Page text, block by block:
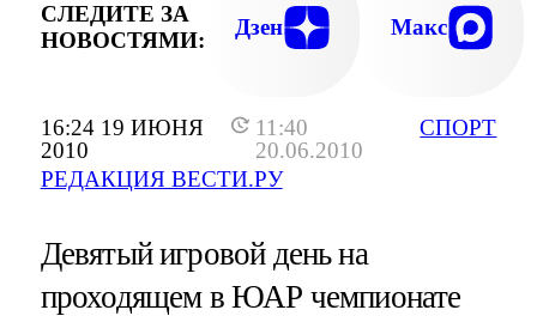
16:24 19 ИЮНЯ
2010
11:40
20.06.2010
РЕДАКЦИЯ ВЕСТИ.РУ
СПОРТ
СЛЕДИТЕ ЗА
НОВОСТЯМИ:
Дзен Макс
Девятый игровой день на
проходящем в ЮАР чемпионате